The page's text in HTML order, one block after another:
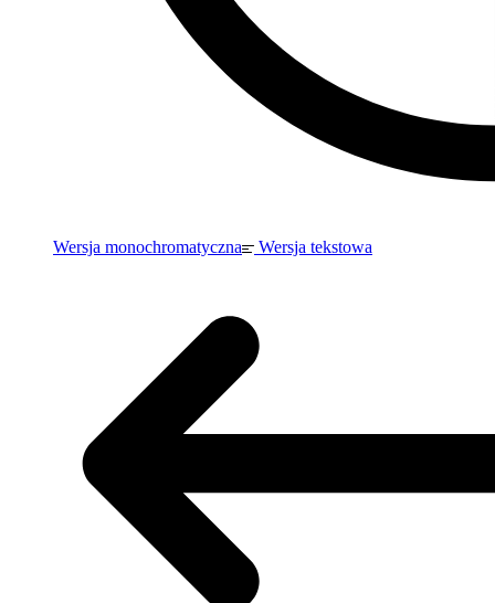
Wersja monochromatyczna Wersja tekstowa